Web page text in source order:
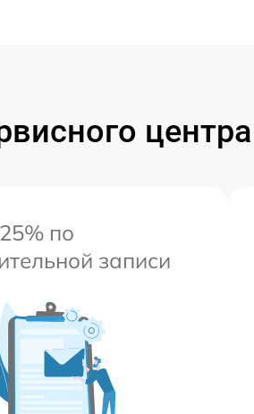
центра
по
записи